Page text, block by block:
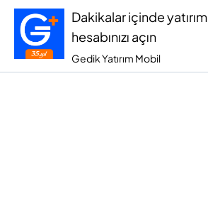
Dakikalar içinde yatırım
hesabınızı açın
Gedik Yatırım Mobil